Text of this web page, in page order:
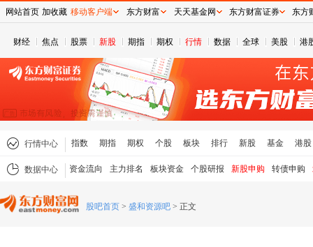
财经 焦点 股票 新股 期指 期权 行情 数据 全球 美股 港
行情中心 指数 期指 期权 个股 板块 排行 新股 基金 港股
数据中心 资金流向 主力排名 板块资金 个股研报 新股申购 转债申购
股吧首页 > 盛和资源吧 > 正文
网站首页 加收藏 移动客户端 东方财富 天天基金网 东方财富证券 东方